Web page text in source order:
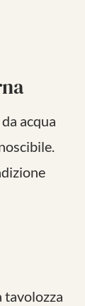
acqua
tavolozza